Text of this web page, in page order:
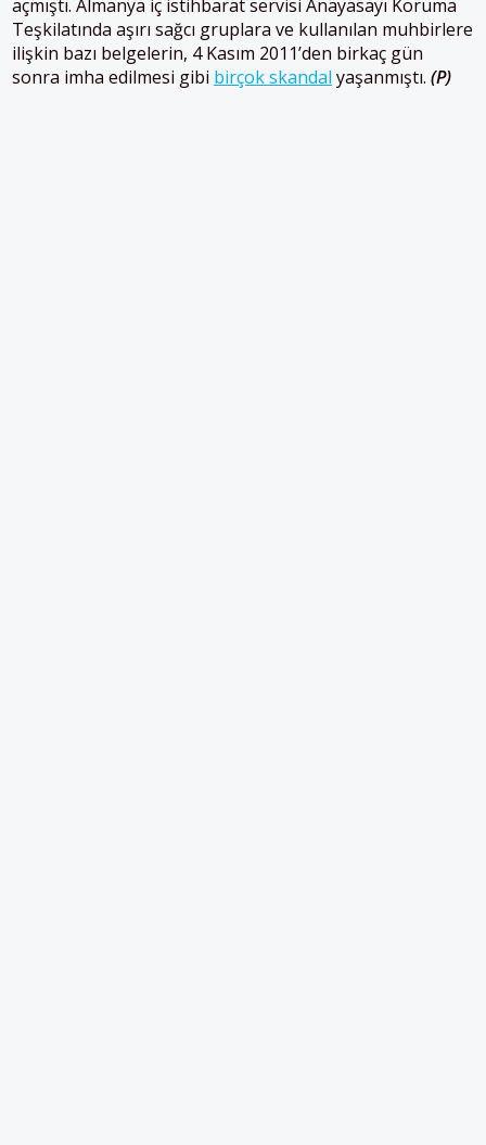
açmıştı. Almanya iç istihbarat servisi Anayasayı Koruma
Teşkilatında aşırı sağcı gruplara ve kullanılan muhbirlere
ilişkin bazı belgelerin, 4 Kasım 2011’den birkaç gün
sonra imha edilmesi gibi birçok skandal yaşanmıştı. (P)